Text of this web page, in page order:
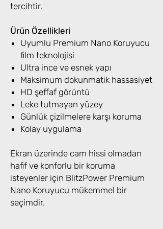
tercihtir.
Ürün Özellikleri
Uyumlu Premium Nano Koruyucu
film teknolojisi
Ultra ince ve esnek yapı
Maksimum dokunmatik hassasiyet
HD şeffaf görüntü
Leke tutmayan yüzey
Günlük çizilmelere karşı koruma
Kolay uygulama
Ekran üzerinde cam hissi olmadan
hafif ve konforlu bir koruma
isteyenler için BlitzPower Premium
Nano Koruyucu mükemmel bir
seçimdir.